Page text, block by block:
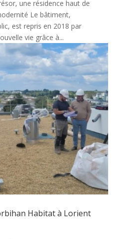
une résidence haut de
Le bâtiment,
est repris en 2018 par
vie grâce à...
Habitat à Lorient